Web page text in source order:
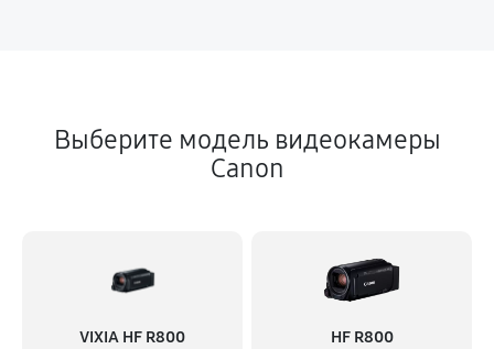
Выберите модель видеокамеры
Canon
VIXIA HF R800 HF R800